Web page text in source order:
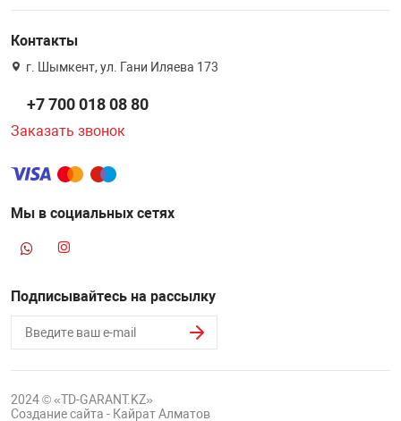
Контакты
г. Шымкент, ул. Гани Иляева 173
+7 700 018 08 80
Заказать звонок
Мы в социальных сетях
Подписывайтесь на рассылку
2024 © «TD-GARANT.KZ»
Создание сайта - Кайрат Алматов